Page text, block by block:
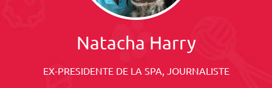
Natacha Harry
EX-PRESIDENTE DE LA SPA, JOURNALISTE